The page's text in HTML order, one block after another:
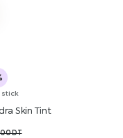
stick
Skin Tint
DT